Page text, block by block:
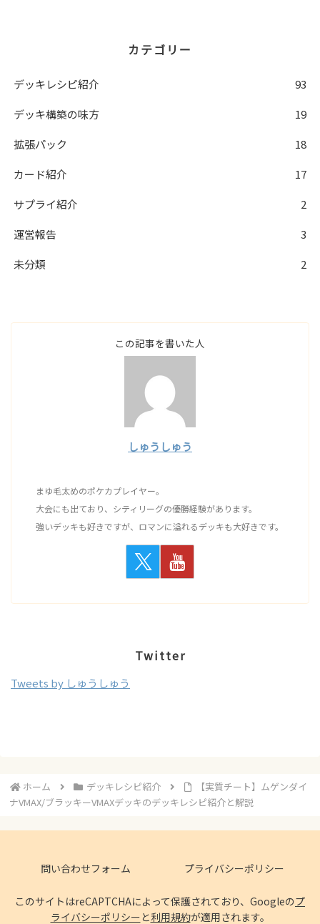
カテゴリー
デッキレシピ紹介
93
デッキ構築の味方
19
拡張パック
18
カード紹介
17
サプライ紹介
2
運営報告
3
未分類
2
この記事を書いた人
しゅうしゅう
まゆ毛太めのポケカプレイヤー。
大会にも出ており、シティリーグの優勝経験があります。
強いデッキも好きですが、ロマンに溢れるデッキも大好きです。
Twitter
Tweets by しゅうしゅう
ホーム デッキレシピ紹介
【実質チート】ムゲンダイ
ナVMAX/ブラッキーVMAXデッキのデッキレシピ紹介と解説
問い合わせフォーム プライバシーポリシー
このサイトはreCAPTCHAによって保護されており、Googleのプ
ライバシーポリシーと利用規約が適用されます。